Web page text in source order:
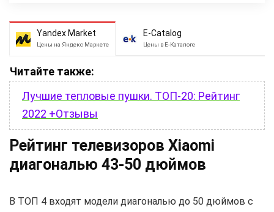
Yandex Market
Цены на Яндекс Маркете
E-Catalog
Цены в Е-Каталоге
Читайте также:
Лучшие тепловые пушки. ТОП-20: Рейтинг
2022 +Отзывы
Рейтинг телевизоров Xiaomi
диагональю 43-50 дюймов
В ТОП 4 входят модели диагональю до 50 дюймов с